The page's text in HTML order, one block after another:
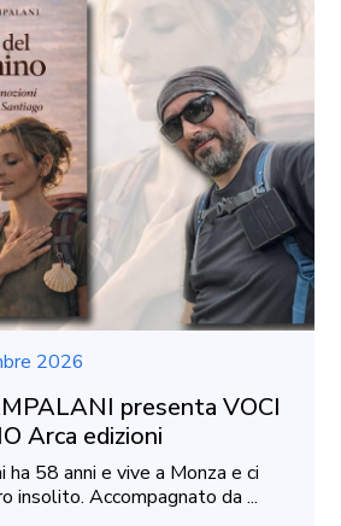
2026
presenta VOCI
Arca edizioni
58 anni e vive a Monza e ci
insolito. Accompagnato da ...